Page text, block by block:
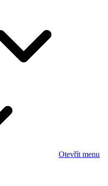
Otevřít menu